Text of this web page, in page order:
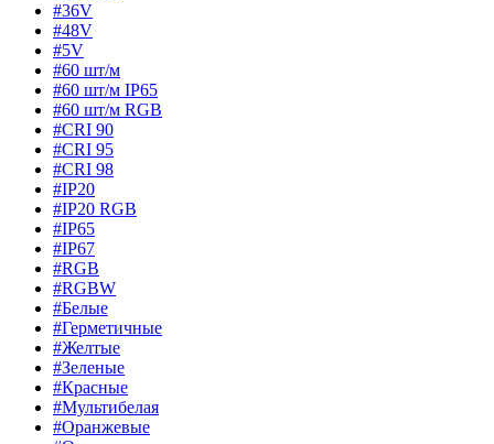
#36V
#48V
#5V
#60 шт/м
#60 шт/м IP65
#60 шт/м RGB
#CRI 90
#CRI 95
#CRI 98
#IP20
#IP20 RGB
#IP65
#IP67
#RGB
#RGBW
#Белые
#Герметичные
#Желтые
#Зеленые
#Красные
#Мультибелая
#Оранжевые